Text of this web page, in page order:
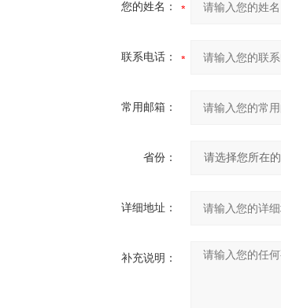
您的姓名：
联系电话：
常用邮箱：
省份：
详细地址：
补充说明：